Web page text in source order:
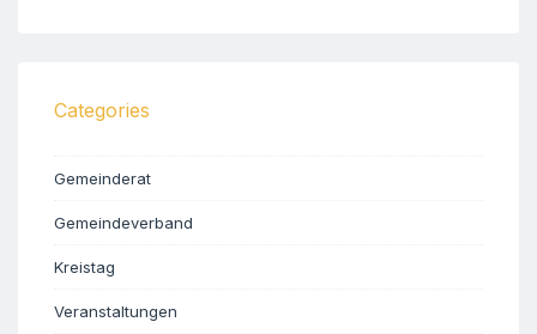
Categories
Gemeinderat
Gemeindeverband
Kreistag
Veranstaltungen